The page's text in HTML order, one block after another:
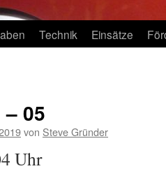
Technik Einsätze
05
von Steve Gründer
Uhr